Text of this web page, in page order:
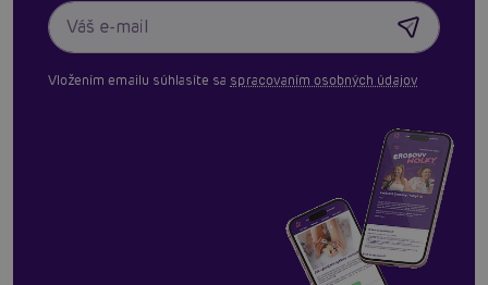
Vložením emailu súhlasíte sa spracovaním osobných údajov